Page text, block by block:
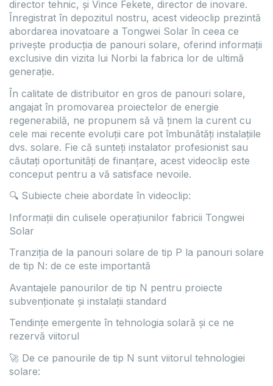
director tehnic, și Vince Fekete, director de inovare.
Înregistrat în depozitul nostru, acest videoclip prezintă
abordarea inovatoare a Tongwei Solar în ceea ce
privește producția de panouri solare, oferind informații
exclusive din vizita lui Norbi la fabrica lor de ultimă
generație.
În calitate de distribuitor en gros de panouri solare,
angajat în promovarea proiectelor de energie
regenerabilă, ne propunem să vă ținem la curent cu
cele mai recente evoluții care pot îmbunătăți instalațiile
dvs. solare. Fie că sunteți instalator profesionist sau
căutați oportunități de finanțare, acest videoclip este
conceput pentru a vă satisface nevoile.
🔍 Subiecte cheie abordate în videoclip:
Informații din culisele operațiunilor fabricii Tongwei
Solar
Tranziția de la panouri solare de tip P la panouri solare
de tip N: de ce este importantă
Avantajele panourilor de tip N pentru proiecte
subvenționate și instalații standard
Tendințe emergente în tehnologia solară și ce ne
rezervă viitorul
🚀 De ce panourile de tip N sunt viitorul tehnologiei
solare: